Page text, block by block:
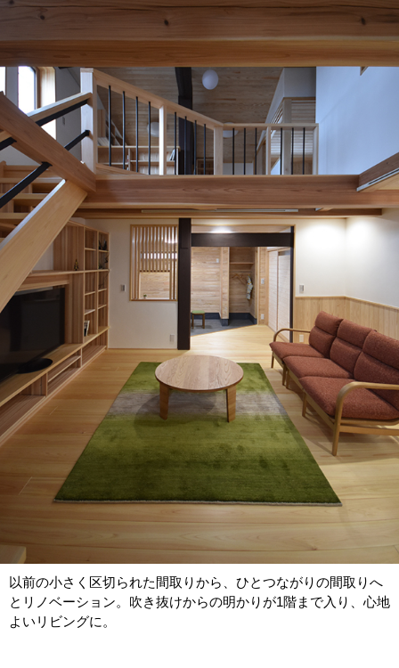
以前の小さく区切られた間取りから、ひとつながりの間取りへ
とリノベーション。吹き抜けからの明かりが1階まで入り、心地
よいリビングに。